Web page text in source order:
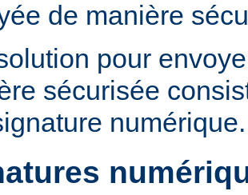
de manière
pour
sécurisée
numérique.